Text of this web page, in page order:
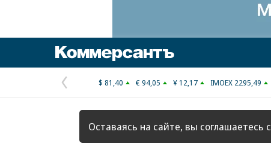
Предыдущая
страница
$ 81,40 € 94,05 ¥ 12,17 IMOEX 2295,49
Оставаясь на сайте, вы соглашаетесь с